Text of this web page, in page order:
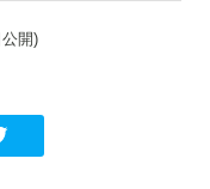
公開)